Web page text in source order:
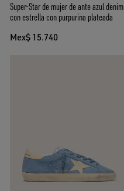
Super-Star de mujer de ante azul denim
con estrella con purpurina plateada
Mex$ 15.740